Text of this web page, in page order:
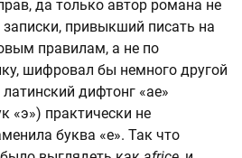
да только автор романа не
записки, привыкший писать на
правилам, а не по
шифровал бы немного другой
дифтонг «ae»
«э») практически не
буква «e». Так что